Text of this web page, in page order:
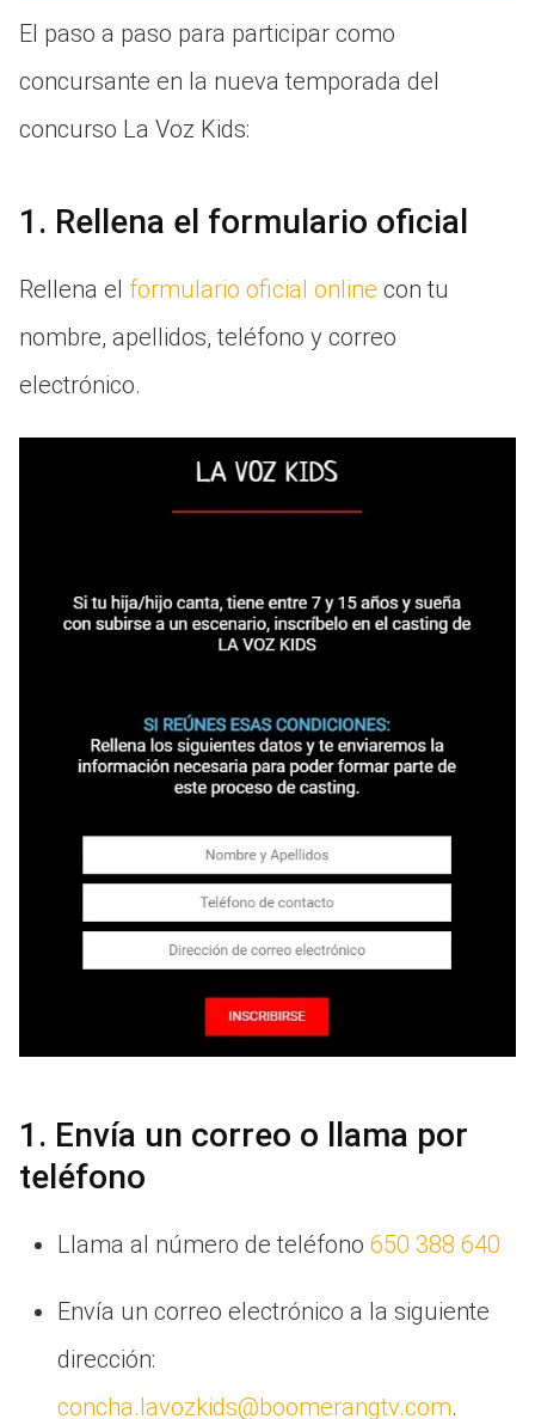
El paso a paso para participar como
concursante en la nueva temporada del
concurso La Voz Kids:
1. Rellena el formulario oficial
Rellena el formulario oficial online con tu
nombre, apellidos, teléfono y correo
electrónico.
1. Envía un correo o llama por
teléfono
Llama al número de teléfono 650 388 640
Envía un correo electrónico a la siguiente
dirección:
concha.lavozkids@boomerangtv.com.